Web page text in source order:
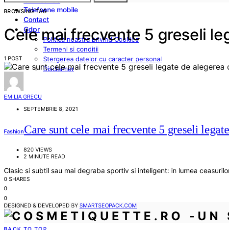
Telefoane mobile
Contact
Gdpr
Politica noastra privind Cookies
Termeni si conditii
Stergerea datelor cu caracter personal
Disclaimer
BROWSING TAG
Cele mai frecvente 5 greseli
1 POST
EMILIA GRECU
SEPTEMBRIE 8, 2021
FashionCare sunt cele mai frecvente 5 greseli
820 VIEWS
2 MINUTE READ
Clasic si subtil sau mai degraba sportiv si inteligent: in lumea
0 SHARES
0
0
DESIGNED & DEVELOPED BY SMARTSEOPACK.COM